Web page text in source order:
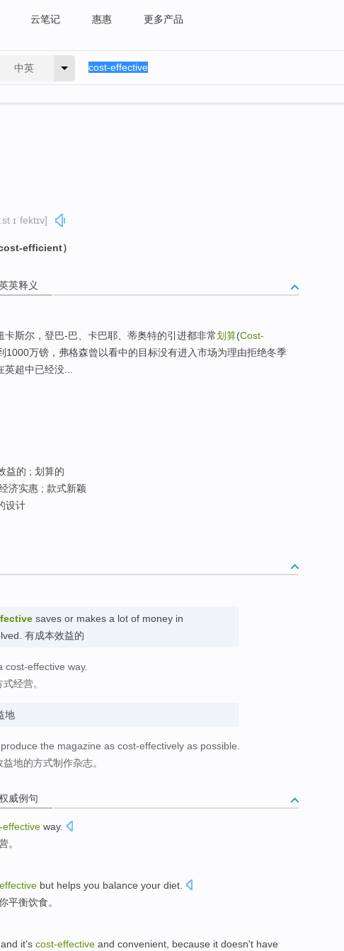
云笔记 惠惠 更多产品
中英
ɪˈfektɪv]
efficient）
英释义
斯尔，登巴-巴、卡巴耶、蒂奥特的引进都非常划算(Cost-
1000万镑，弗格森曾以看中的目标没有进入市场为理由拒绝冬季
超中已经没...
益的 ; 划算的
济实惠 ; 款式新颖
设计
saves or makes a lot of money in
有成本效益的
cost-effective way.
经营。
地
the magazine as cost-effectively as possible.
地的方式制作杂志。
威例句
effective way.
。
but helps you balance your diet
平衡饮食。
and it's cost-effective and convenient because it doesn't have